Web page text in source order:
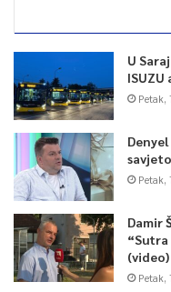
U
ISUZU
Petak,
Petak,
Damir
(video)
Petak,